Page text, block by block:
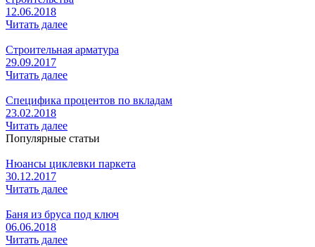
12.06.2018
Читать далее
Строительная арматура
29.09.2017
Читать далее
Специфика процентов по вкладам
23.02.2018
Читать далее
Популярные статьи
Нюансы циклевки паркета
30.12.2017
Читать далее
Баня из бруса под ключ
06.06.2018
Читать далее